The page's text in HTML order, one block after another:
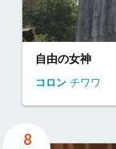
自由の女神
コロン チワワ
8